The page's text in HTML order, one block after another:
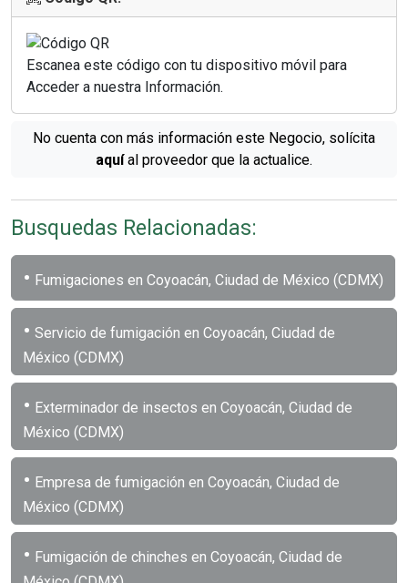
Escanea este código con tu dispositivo móvil para
Acceder a nuestra Información.
No cuenta con más información este Negocio, solícita
aquíal proveedor que la actualice.
Busquedas Relacionadas:
• Fumigaciones en Coyoacán, Ciudad de México (CDMX)
• Servicio de fumigación en Coyoacán, Ciudad de
México (CDMX)
• Exterminador de insectos en Coyoacán, Ciudad de
México (CDMX)
• Empresa de fumigación en Coyoacán, Ciudad de
México (CDMX)
• Fumigación de chinches en Coyoacán, Ciudad de